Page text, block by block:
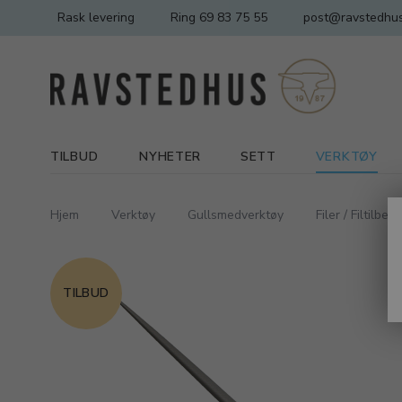
Rask levering Ring 69 83 75 55
TILBUD NYHETER SETT VERKTØY
Hjem Verktøy Gullsmedverktøy Filer / Filtilbehør
TILBUD